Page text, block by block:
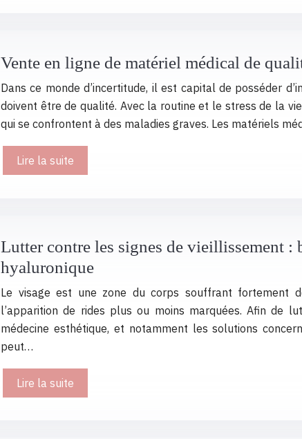
Vente en ligne de matériel médical de
Dans ce monde d’incertitude, il est capital de posséder
doivent être de qualité. Avec la routine et le stress de la
qui se confrontent à des maladies graves. Les matériels
Lire la suite
Lutter contre les signes de vieillissement :
hyaluronique
Le visage est une zone du corps souffrant fortement
l’apparition de rides plus ou moins marquées. Afin de
médecine esthétique, et notamment les solutions
peut…
Lire la suite